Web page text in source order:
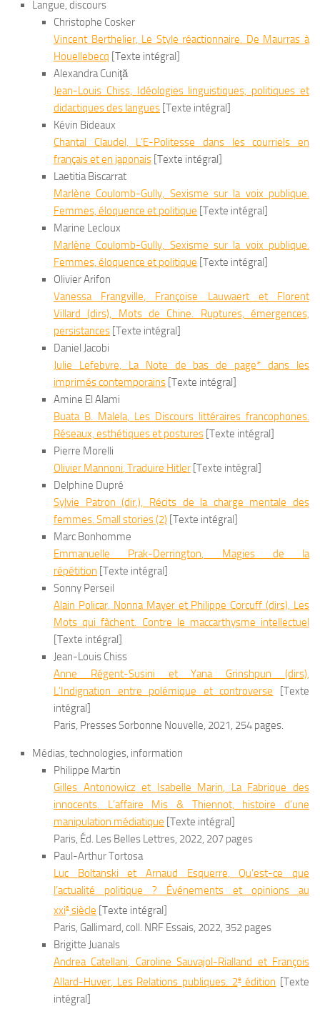
Langue, discours
Christophe Cosker
Vincent Berthelier, Le Style réactionnaire. De Maurras à
Houellebecq [Texte intégral]
Alexandra Cuniţă
Jean-Louis Chiss, Idéologies linguistiques, politiques et
didactiques des langues [Texte intégral]
Kévin Bideaux
Chantal Claudel, L’E-Politesse dans les courriels en
français et en japonais [Texte intégral]
Laetitia Biscarrat
Marlène Coulomb-Gully, Sexisme sur la voix publique.
Femmes, éloquence et politique [Texte intégral]
Marine Lecloux
Marlène Coulomb-Gully, Sexisme sur la voix publique.
Femmes, éloquence et politique [Texte intégral]
Olivier Arifon
Vanessa Frangville, Françoise Lauwaertet Florent
Villard (dirs), Mots de Chine. Ruptures, émergences,
persistances [Texte intégral]
Daniel Jacobi
Julie Lefebvre, La Note de bas de page* dans les
imprimés contemporains [Texte intégral]
Amine El Alami
Buata B. Malela, Les Discours littéraires francophones.
Réseaux, esthétiques et postures [Texte intégral]
Pierre Morelli
Olivier Mannoni, Traduire Hitler [Texte intégral]
Delphine Dupré
Sylvie Patron (dir.), Récits de la charge mentale des
femmes. Small stories (2) [Texte intégral]
Marc Bonhomme
Emmanuelle Prak-Derrington, Magies de la
répétition [Texte intégral]
Sonny Perseil
Alain Policar, Nonna Mayeret Philippe Corcuff (dirs), Les
Mots qui fâchent. Contre le maccarthysme intellectuel
[Texte intégral]
Jean-Louis Chiss
Anne Régent-Susini et Yana Grinshpun (dirs),
L’Indignation entre polémique et controverse [Texte
intégral]
Paris, Presses Sorbonne Nouvelle, 2021, 254 pages.
Médias, technologies, information
Philippe Martin
Gilles Antonowiczet Isabelle Marin, La Fabrique des
innocents. L’affaire Mis & Thiennot, histoire d’une
manipulation médiatique [Texte intégral]
Paris, Éd. Les Belles Lettres, 2022, 207 pages
Paul-Arthur Tortosa
Luc Boltanski et Arnaud Esquerre, Qu’est-ce que
l’actualité politique ? Événements et opinions au
xxie siècle [Texte intégral]
Paris, Gallimard, coll. NRF Essais, 2022, 352 pages
Brigitte Juanals
Andrea Catellani, CarolineSauvajol-Rialland et François
Allard-Huver, Les Relations publiques. 2eédition [Texte
intégral]